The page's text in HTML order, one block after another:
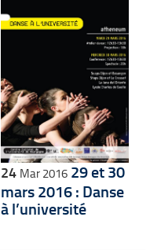
24 Mar 2016 29 et 30
mars 2016 : Danse
à l’université